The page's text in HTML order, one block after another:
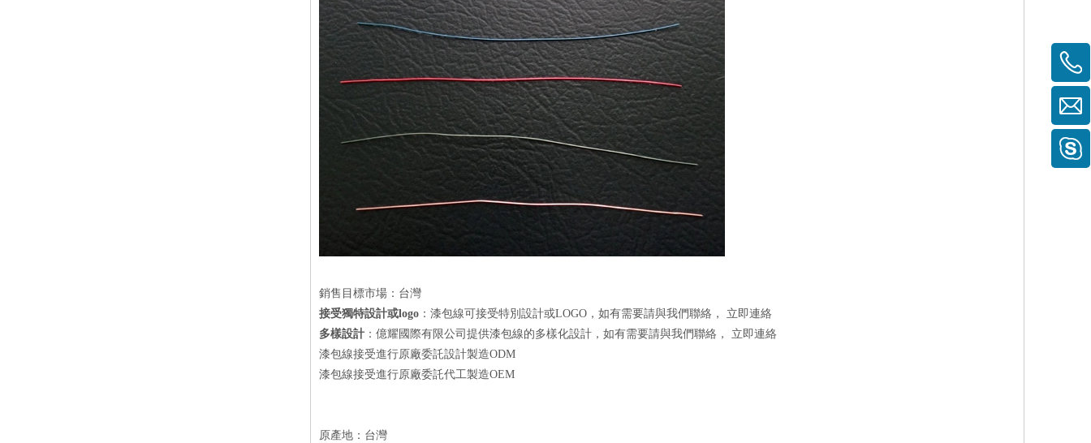
銷售目標市場：台灣
接受獨特設計或logo ：漆包線可接受特別設計或LOGO，如有需要請與我們聯絡， 立即連絡
多樣設計 ：億耀國際有限公司提供漆包線的多樣化設計，如有需要請與我們聯絡， 立即連絡
漆包線接受進行原廠委託設計製造ODM
漆包線接受進行原廠委託代工製造OEM
原產地：台灣